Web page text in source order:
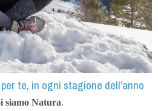
te, in ogni stagione dell’anno
siamo Natura.